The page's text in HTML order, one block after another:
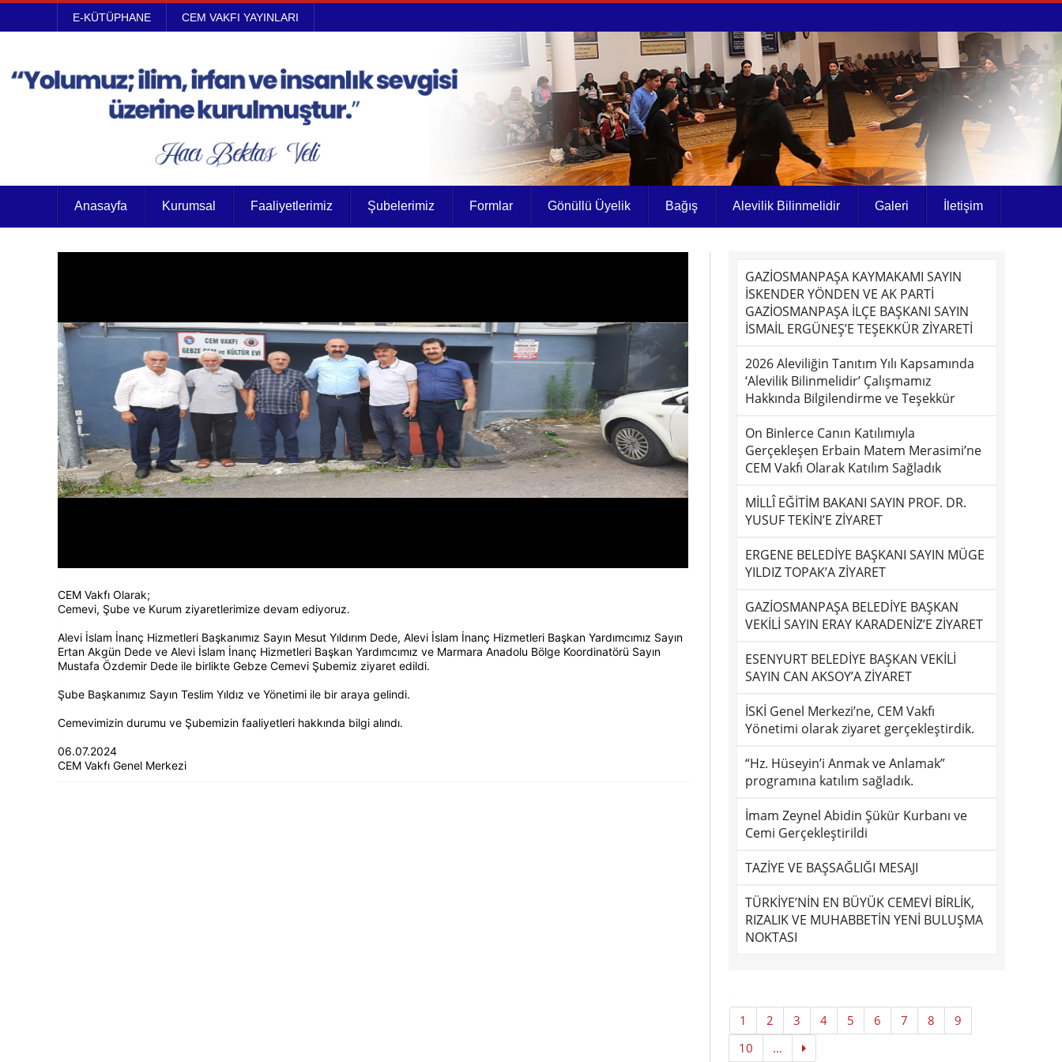
E-KÜTÜPHANE CEM VAKFI YAYINLARI
Anasayfa Kurumsal Faaliyetlerimiz Şubelerimiz Formlar Gönüllü Üyelik Bağış Alevilik Bilinmelidir Galeri İletişim
CEM Vakfı Olarak;
Cemevi, Şube ve Kurum ziyaretlerimize devam ediyoruz.
Alevi İslam İnanç Hizmetleri Başkanımız Sayın Mesut Yıldırım Dede, Alevi İslam İnanç Hizmetleri Başkan Yardımcımız Sayın
Ertan Akgün Dede ve Alevi İslam İnanç Hizmetleri Başkan Yardımcımız ve Marmara Anadolu Bölge Koordinatörü Sayın
Mustafa Özdemir Dede ile birlikte Gebze Cemevi Şubemiz ziyaret edildi.
Şube Başkanımız Sayın Teslim Yıldız ve Yönetimi ile bir araya gelindi.
Cemevimizin durumu ve Şubemizin faaliyetleri hakkında bilgi alındı.
06.07.2024
CEM Vakfı Genel Merkezi
GAZİOSMANPAŞA KAYMAKAMI SAYIN
İSKENDER YÖNDEN VE AK PARTİ
GAZİOSMANPAŞA İLÇE BAŞKANI SAYIN
İSMAİL ERGÜNEŞ’E TEŞEKKÜR ZİYARETİ
2026 Aleviliğin Tanıtım Yılı Kapsamında
‘Alevilik Bilinmelidir’ Çalışmamız
Hakkında Bilgilendirme ve Teşekkür
On Binlerce Canın Katılımıyla
Gerçekleşen Erbain Matem Merasimi’ne
CEM Vakfı Olarak Katılım Sağladık
MİLLÎ EĞİTİM BAKANI SAYIN PROF. DR.
YUSUF TEKİN’E ZİYARET
ERGENE BELEDİYE BAŞKANI SAYIN MÜGE
YILDIZ TOPAK’A ZİYARET
GAZİOSMANPAŞA BELEDİYE BAŞKAN
VEKİLİ SAYIN ERAY KARADENİZ’E ZİYARET
ESENYURT BELEDİYE BAŞKAN VEKİLİ
SAYIN CAN AKSOY’A ZİYARET
İSKİ Genel Merkezi’ne, CEM Vakfı
Yönetimi olarak ziyaret gerçekleştirdik.
“Hz. Hüseyin’i Anmak ve Anlamak”
programına katılım sağladık.
İmam Zeynel Abidin Şükür Kurbanı ve
Cemi Gerçekleştirildi
TAZİYE VE BAŞSAĞLIĞI MESAJI
TÜRKİYE’NİN EN BÜYÜK CEMEVİ BİRLİK,
RIZALIK VE MUHABBETİN YENİ BULUŞMA
NOKTASI
1 2 3 4 5 6 7 8
9
10
...